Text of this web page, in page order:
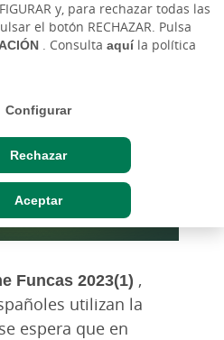
y, para rechazar todas las
el botón RECHAZAR. Pulsa
. Consulta aquíla política
Configurar
Rechazar
Aceptar
Funcas 2023(1) ,
utilizan la
espera que en